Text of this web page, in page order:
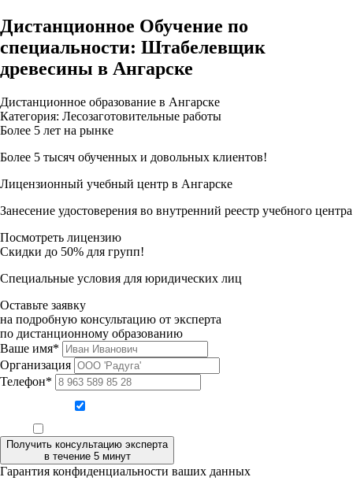
Дистанционное Обучение по
специальности: Штабелевщик
древесины в Ангарске
Дистанционное образование в Ангарске
Категория: Лесозаготовительные работы
Более 5 лет на рынке
Более 5 тысяч обученных и довольных клиентов!
Лицензионный учебный центр в Ангарске
Занесение удостоверения во внутренний реестр учебного центра
Посмотреть лицензию
Скидки до 50% для групп!
Специальные условия для юридических лиц
Оставьте заявку
на подробную консультацию от эксперта
по дистанционному образованию
Ваше имя*
Организация
Телефон*
Получить консультацию эксперта
в течение 5 минут
Гарантия конфиденциальности ваших данных